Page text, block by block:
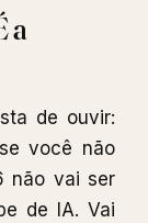
a
de ouvir:
você não
não vai ser
de IA. Vai